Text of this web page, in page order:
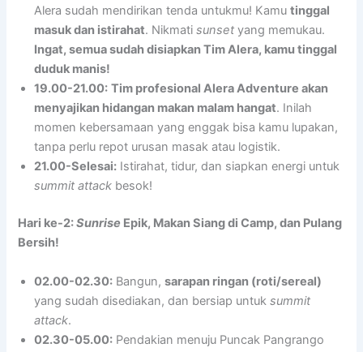
Alera sudah mendirikan tenda untukmu! Kamutinggal
masuk dan istirahat. Nikmatisunset yang memukau.
Ingat, semua sudah disiapkan Tim Alera, kamu tinggal
duduk manis!
19.00-21.00: Tim profesional Alera Adventure akan
menyajikan hidangan makan malam hangat. Inilah
momen kebersamaan yang enggak bisa kamu lupakan,
tanpa perlu repot urusan masak atau logistik.
21.00-Selesai: Istirahat, tidur, dan siapkan energi untuk
summit attack besok!
Hari ke-2:Sunrise Epik, Makan Siang di Camp, dan Pulang
Bersih!
02.00-02.30: Bangun,sarapan ringan (roti/sereal)
yang sudah disediakan, dan bersiap untuksummit
attack.
02.30-05.00: Pendakian menuju Puncak Pangrango